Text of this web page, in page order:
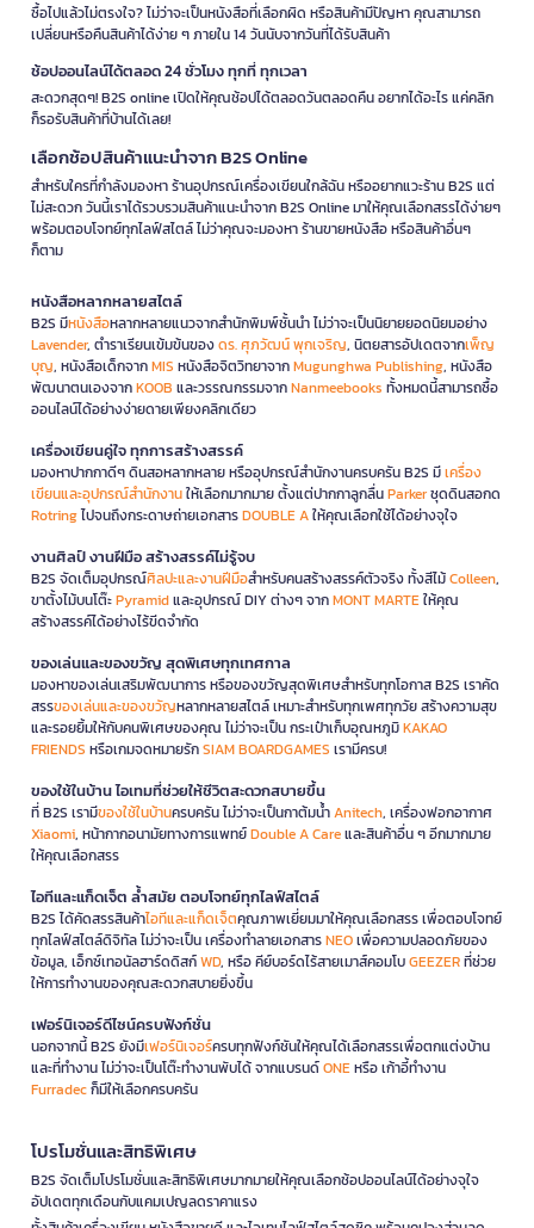
ซื้อไปแล้วไม่ตรงใจ? ไม่ว่าจะเป็นหนังสือที่เลือกผิด หรือสินค้ามีปัญหา คุณสามารถ
เปลี่ยนหรือคืนสินค้าได้ง่าย ๆ ภายใน 14 วันนับจากวันที่ได้รับสินค้า
ช้อปออนไลน์ได้ตลอด 24 ชั่วโมง ทุกที่ ทุกเวลา
สะดวกสุดๆ! B2S online เปิดให้คุณช้อปได้ตลอดวันตลอดคืน อยากได้อะไร แค่คลิก
ก็รอรับสินค้าที่บ้านได้เลย!
เลือกช้อปสินค้าแนะนำจาก B2S Online
สำหรับใครที่กำลังมองหา ร้านอุปกรณ์เครื่องเขียนใกล้ฉัน หรืออยากแวะร้าน B2S แต่
ไม่สะดวก วันนี้เราได้รวบรวมสินค้าแนะนำจาก B2S Online มาให้คุณเลือกสรรได้ง่ายๆ
พร้อมตอบโจทย์ทุกไลฟ์สไตล์ ไม่ว่าคุณจะมองหา ร้านขายหนังสือ หรือสินค้าอื่นๆ
ก็ตาม
หนังสือหลากหลายสไตล์
B2S มีหนังสือหลากหลายแนวจากสำนักพิมพ์ชั้นนำ ไม่ว่าจะเป็นนิยายยอดนิยมอย่าง
Lavender, ตำราเรียนเข้มข้นของดร. ศุภวัฒน์ พุกเจริญ, นิตยสารอัปเดตจากเพ็ญ
บุญ, หนังสือเด็กจากMIS หนังสือจิตวิทยาจากMugunghwa Publishing, หนังสือ
พัฒนาตนเองจากKOOB และวรรณกรรมจากNanmeebooks ทั้งหมดนี้สามารถซื้อ
ออนไลน์ได้อย่างง่ายดายเพียงคลิกเดียว
เครื่องเขียนคู่ใจ ทุกการสร้างสรรค์
มองหาปากกาดีๆ ดินสอหลากหลาย หรืออุปกรณ์สำนักงานครบครัน B2S มีเครื่อง
เขียนและอุปกรณ์สำนักงานให้เลือกมากมาย ตั้งแต่ปากกาลูกลื่นParkerชุดดินสอกด
Rotringไปจนถึงกระดาษถ่ายเอกสารDOUBLE Aให้คุณเลือกใช้ได้อย่างจุใจ
งานศิลป์ งานฝีมือ สร้างสรรค์ไม่รู้จบ
B2S จัดเต็มอุปกรณ์ศิลปะและงานฝีมือสำหรับคนสร้างสรรค์ตัวจริง ทั้งสีไม้Colleen,
ขาตั้งไม้บนโต๊ะPyramidและอุปกรณ์ DIY ต่างๆ จากMONT MARTEให้คุณ
สร้างสรรค์ได้อย่างไร้ขีดจำกัด
ของเล่นและของขวัญ สุดพิเศษทุกเทศกาล
มองหาของเล่นเสริมพัฒนาการ หรือของขวัญสุดพิเศษสำหรับทุกโอกาส B2S เราคัด
สรรของเล่นและของขวัญหลากหลายสไตล์ เหมาะสำหรับทุกเพศทุกวัย สร้างความสุข
และรอยยิ้มให้กับคนพิเศษของคุณ ไม่ว่าจะเป็น กระเป๋าเก็บอุณหภูมิKAKAO
FRIENDS หรือเกมจดหมายรักSIAM BOARDGAMES เรามีครบ!
ของใช้ในบ้าน ไอเทมที่ช่วยให้ชีวิตสะดวกสบายขึ้น
ที่ B2S เรามีของใช้ในบ้านครบครัน ไม่ว่าจะเป็นกาต้มน้ำAnitech, เครื่องฟอกอากาศ
Xiaomi, หน้ากากอนามัยทางการแพทย์Double A Careและสินค้าอื่น ๆ อีกมากมาย
ให้คุณเลือกสรร
ไอทีและแก็ดเจ็ต ล้ำสมัย ตอบโจทย์ทุกไลฟ์สไตล์
B2S ได้คัดสรรสินค้าไอทีและแก็ดเจ็ตคุณภาพเยี่ยมมาให้คุณเลือกสรร เพื่อตอบโจทย์
ทุกไลฟ์สไตล์ดิจิทัล ไม่ว่าจะเป็น เครื่องทำลายเอกสารNEOเพื่อความปลอดภัยของ
ข้อมูล, เอ็กซ์เทอนัลฮาร์ดดิสก์WD, หรือ คีย์บอร์ดไร้สายเมาส์คอมโบGEEZERที่ช่วย
ให้การทำงานของคุณสะดวกสบายยิ่งขึ้น
เฟอร์นิเจอร์ดีไซน์ครบฟังก์ชั่น
นอกจากนี้ B2S ยังมีเฟอร์นิเจอร์ครบทุกฟังก์ชันให้คุณได้เลือกสรรเพื่อตกแต่งบ้าน
และที่ทำงาน ไม่ว่าจะเป็นโต๊ะทำงานพับได้ จากแบรนด์ONEหรือ เก้าอี้ทำงาน
Furradecก็มีให้เลือกครบครัน
โปรโมชั่นและสิทธิพิเศษ
B2S จัดเต็มโปรโมชั่นและสิทธิพิเศษมากมายให้คุณเลือกช้อปออนไลน์ได้อย่างจุใจ
อัปเดตทุกเดือนกับแคมเปญลดราคาแรง